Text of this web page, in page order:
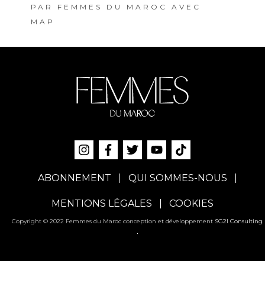
PAR FEMMES DU MAROC AVEC
MAP
ABONNEMENT QUI SOMMES-NOUS
MENTIONS LÉGALES COOKIES
Copyright © 2022 Femmes du Maroc conception et développement SG2I Consulting